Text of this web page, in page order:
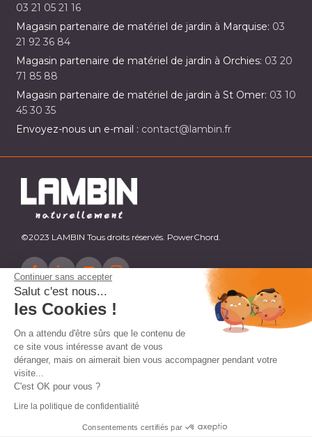
Continuer sans accepter
Salut c'est nous...
les Cookies !
On a attendu d'être sûrs que le contenu de
ce site vous intéresse avant de vous
déranger, mais on aimerait bien vous accompagner pendant votre
visite...
C'est OK pour vous ?
Lire la politique de confidentialité
Consentements certifiés par
03 21 05 21 16
Magasin partenaire de matériel de jardin à Marquise: 03
21 92 36 84
Magasin partenaire de matériel de jardin à Orchies: 03 20
71 85 88
Magasin partenaire de matériel de jardin à St Omer: 03 10
45 30 35
Envoyez-nous un e-mail : contact@lambin.fr
©2023 LAMBIN Tous droits réservés. PowerChord.